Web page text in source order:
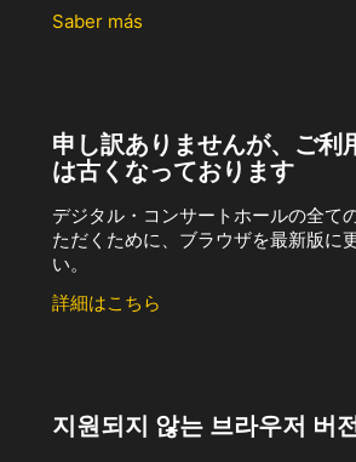
Saber más
申し訳ありませんが、ご利
は古くなっております
デジタル・コンサートホールの全て
ただくために、ブラウザを最新版に
い。
詳細はこちら
지원되지 않는 브라우저 버